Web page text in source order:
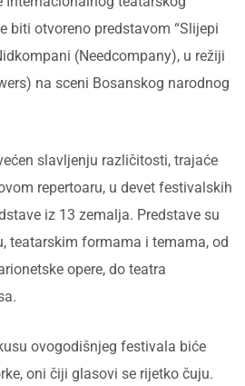
biti otvoreno predstavom “Slijepi
(Needcompany), u režiji
na sceni Bosanskog narodnog
slavljenju različitosti, trajaće
repertoaru, u devet festivalskih
iz 13 zemalja. Predstave su
teatarskim formama i temama, od
opere, do teatra
ovogodišnjeg festivala biće
oni čiji glasovi se rijetko čuju.